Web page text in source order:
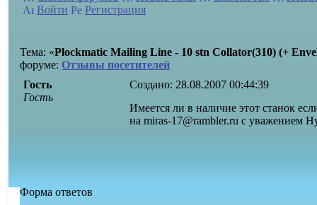
Войти
Регистрация
Тема: «Plockmatic Mailing Line - 10 stn Collator(310) (+
форуме: Отзывы посетителей
Гость
Гость
Создано: 28.08.2007 00:44:39
Имеется ли в наличие этот станок
на miras-17@rambler.ru с уважением
Форма ответов